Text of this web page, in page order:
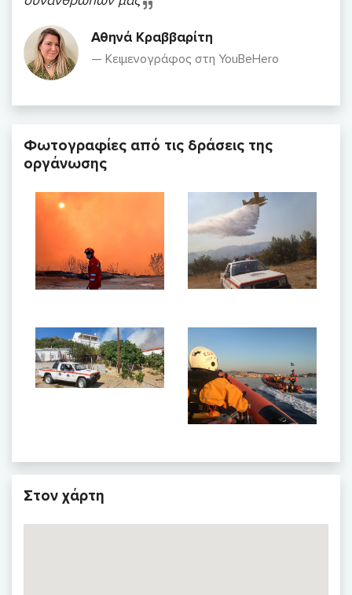
Αθηνά Κραββαρίτη
Κειμενογράφος στη YouBeHero
Φωτογραφίες από τις δράσεις της
οργάνωσης
Στον χάρτη